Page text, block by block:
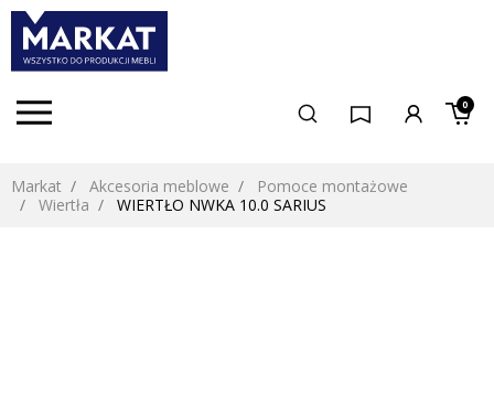
0
Markat Akcesoria meblowe
Pomoce montażowe
Wiertła
WIERTŁO NWKA 10.0 SARIUS